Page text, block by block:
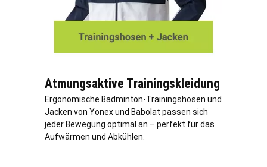
Atmungsaktive Trainingskleidung
Ergonomische Badminton-Trainingshosen und
Jacken von Yonex und Babolat passen sich
jeder Bewegung optimal an – perfekt für das
Aufwärmen und Abkühlen.